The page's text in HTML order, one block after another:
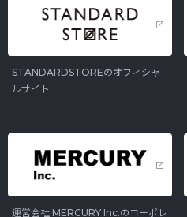
STANDARDSTOREのオフィシャ
ルサイト
運営会社 MERCURY Inc.のコーポレ